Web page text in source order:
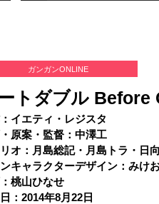
ガンガンONLINE
トダブル
イエティ・レジスタ
原案・監督：中澤工
オ：月島総記・月島トラ・日
キャラクターデザイン：みけ
桃山ひなせ
：2014年8月22日